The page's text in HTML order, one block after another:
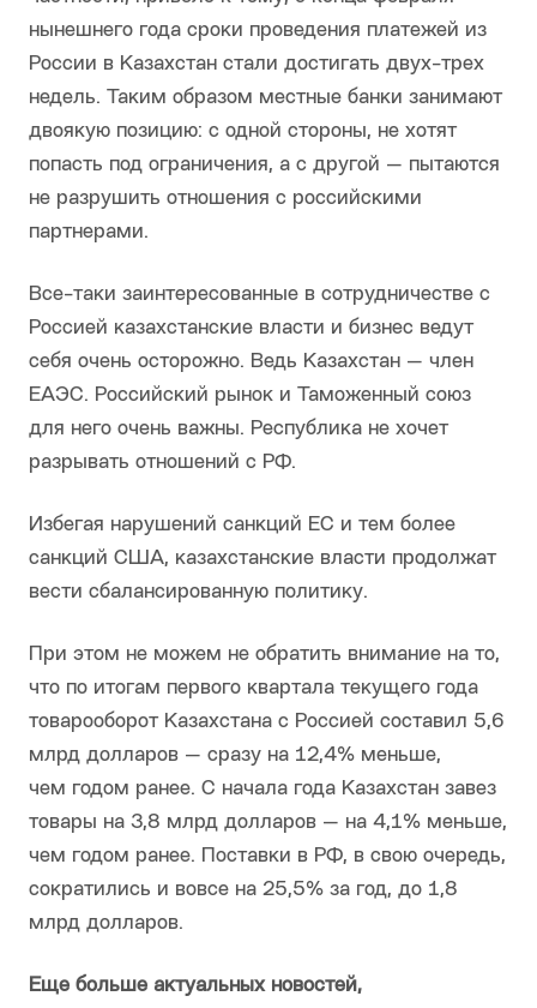
нынешнего года сроки проведения платежей из
России в Казахстан стали достигать двух-трех
недель. Таким образом местные банки занимают
двоякую позицию: с одной стороны, не хотят
попасть под ограничения, а с другой — пытаются
не разрушить отношения с российскими
партнерами.
Все-таки заинтересованные в сотрудничестве с
Россией казахстанские власти и бизнес ведут
себя очень осторожно. Ведь Казахстан — член
ЕАЭС. Российский рынок и Таможенный союз
для него очень важны. Республика не хочет
разрывать отношений с РФ.
Избегая нарушений санкций ЕС и тем более
санкций США, казахстанские власти продолжат
вести сбалансированную политику.
При этом не можем не обратить внимание на то,
что по итогам первого квартала текущего года
товарооборот Казахстана с Россией составил 5,6
млрд долларов — сразу на 12,4% меньше,
чем годом ранее. С начала года Казахстан завез
товары на 3,8 млрд долларов — на 4,1% меньше,
чем годом ранее. Поставки в РФ, в свою очередь,
сократились и вовсе на 25,5% за год, до 1,8
млрд долларов.
Еще больше актуальных новостей,